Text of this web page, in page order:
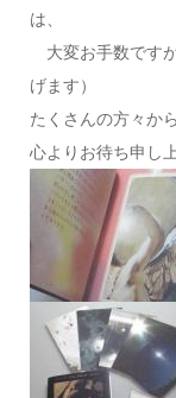
は、
大変お手数です
げます）
たくさんの方々か
心よりお待ち申し